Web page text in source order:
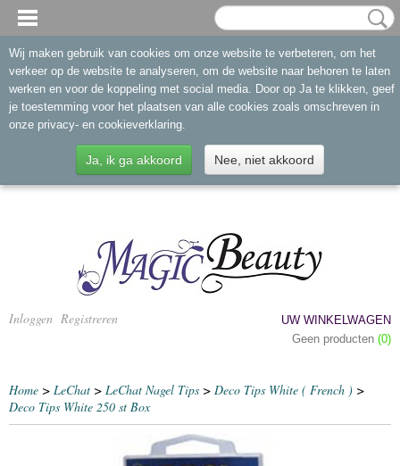
Inloggen Registreren
UW WINKELWAGEN
Geen producten (0)
Home > LeChat > LeChat Nagel Tips > Deco Tips White ( French ) >
Deco Tips White 250 st Box
Wij maken gebruik van cookies om onze website te verbeteren, om het
verkeer op de website te analyseren, om de website naar behoren te laten
werken en voor de koppeling met social media. Door op Ja te klikken, geef
je toestemming voor het plaatsen van alle cookies zoals omschreven in
onze privacy- en cookieverklaring.
Ja, ik ga akkoord Nee, niet akkoord